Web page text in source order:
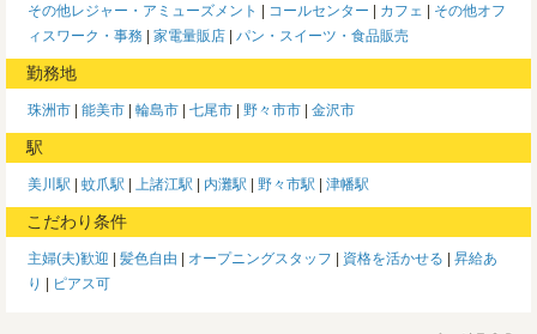
その他レジャー・アミューズメント コールセンター カフェ
その他オフ
ィスワーク・事務
家電量販店 パン・スイーツ・食品販売
勤務地
珠洲市 能美市 輪島市 七尾市 野々市市 金沢市
駅
美川駅 蚊爪駅 上諸江駅 内灘駅 野々市駅 津幡駅
こだわり条件
主婦(夫)歓迎 髪色自由 オープニングスタッフ 資格を活かせる
昇給あ
り
ピアス可